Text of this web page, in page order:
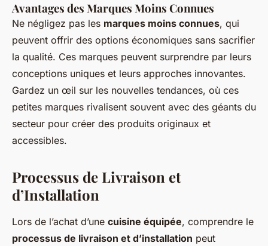
Avantages des Marques Moins Connues
Ne négligez pas les marques moins connues, qui
peuvent offrir des options économiques sans sacrifier
la qualité. Ces marques peuvent surprendre par leurs
conceptions uniques et leurs approches innovantes.
Gardez un œil sur les nouvelles tendances, où ces
petites marques rivalisent souvent avec des géants du
secteur pour créer des produits originaux et
accessibles.
Processus de Livraison et
d’Installation
Lors de l’achat d’une cuisine équipée, comprendre le
processus de livraison et d’installation peut